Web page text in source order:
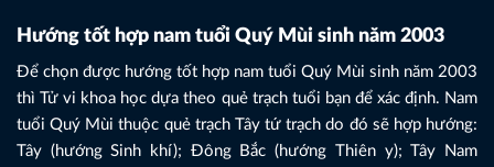
Hướng tốt hợp nam tuổi Quý Mùi sinh năm 2003
Để chọn được hướng tốt hợp nam tuổi Quý Mùi sinh năm 2003
thì Tử vi khoa học dựa theo quẻ trạch tuổi bạn để xác định. Nam
tuổi Quý Mùi thuộc quẻ trạch Tây tứ trạch do đó sẽ hợp hướng:
Tây (hướng Sinh khí); Đông Bắc (hướng Thiên y); Tây Nam